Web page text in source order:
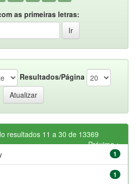
as primeiras letras:
Resultados/Página
resultados 11 a 30 de 13369
Próximo >
1
1